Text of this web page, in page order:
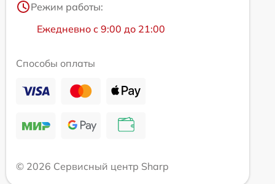
Режим работы:
Ежедневно с 9:00 до 21:00
Способы оплаты
© 2026 Сервисный центр Sharp